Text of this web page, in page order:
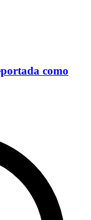
como